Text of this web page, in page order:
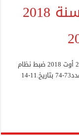
أمر حكومي عدد 744 لسنة 2018
أمر حكومي عدد 744 لسنة 2018 المؤرخ في 23 أوت 2018 ضبط نظام
داخلي نموذجي للمجالس البلدية (ر. ر. ج. ت. عدد73-74 بتاريخ.11-14